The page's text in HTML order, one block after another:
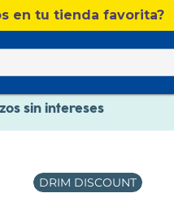
en tu tienda favorita?
Verano
Baleares)
Verano
DRIM DISCOUNT